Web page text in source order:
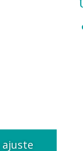
ajuste